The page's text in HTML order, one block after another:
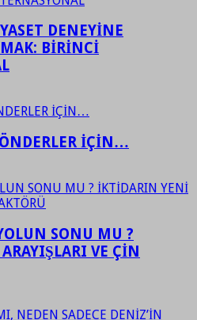
DENEYİNE
BİRİNCİ
İÇİN…
SONU MU ?
VE ÇİN